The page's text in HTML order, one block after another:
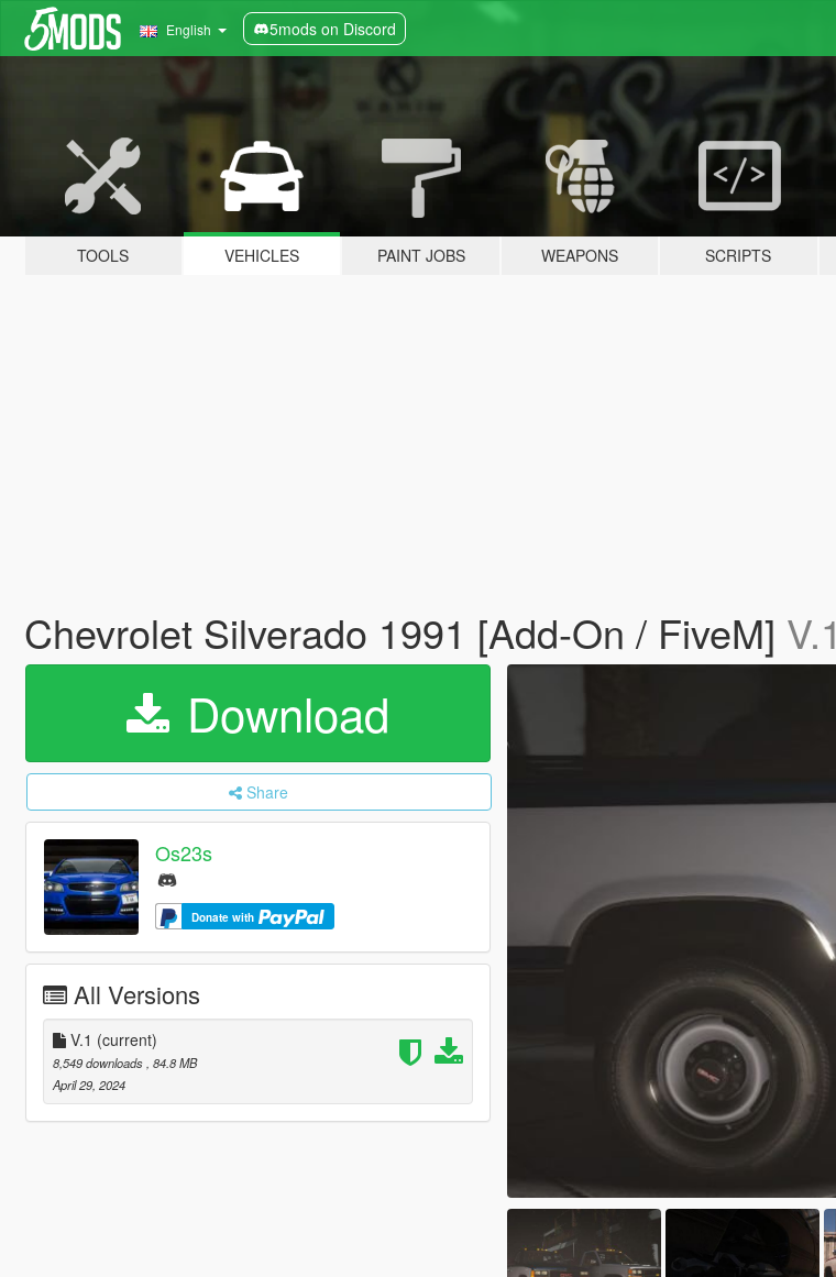
English 5mods on Discord
TOOLS VEHICLES PAINT JOBS WEAPONS SCRIPTS
Chevrolet Silverado 1991 [Add-On / FiveM] V.1
Download
Share
Os23s
Donate with
All Versions
V.1 (current)
8,549 downloads , 84.8 MB
April 29, 2024